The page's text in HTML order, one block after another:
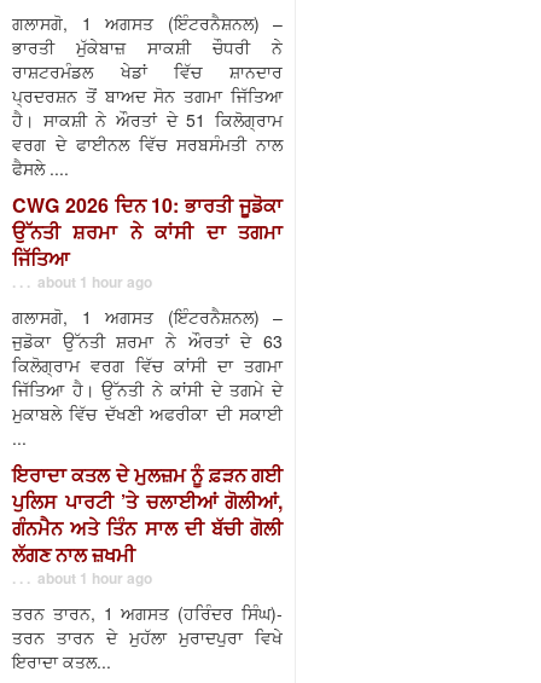
ਗਲਾਸਗੋ, 1 ਅਗਸਤ (ਇੰਟਰਨੈਸ਼ਨਲ) –
ਭਾਰਤੀ ਮੁੱਕੇਬਾਜ਼ ਸਾਕਸ਼ੀ ਚੌਧਰੀ ਨੇ
ਰਾਸ਼ਟਰਮੰਡਲ ਖੇਡਾਂ ਵਿੱਚ ਸ਼ਾਨਦਾਰ
ਪ੍ਰਦਰਸ਼ਨ ਤੋਂ ਬਾਅਦ ਸੋਨ ਤਗਮਾ ਜਿੱਤਿਆ
ਹੈ। ਸਾਕਸ਼ੀ ਨੇ ਔਰਤਾਂ ਦੇ 51 ਕਿਲੋਗ੍ਰਾਮ
ਵਰਗ ਦੇ ਫਾਈਨਲ ਵਿੱਚ ਸਰਬਸੰਮਤੀ ਨਾਲ
ਫੈਸਲੇ ....
CWG 2026 ਦਿਨ 10: ਭਾਰਤੀ ਜੂਡੋਕਾ
ਉੱਨਤੀ ਸ਼ਰਮਾ ਨੇ ਕਾਂਸੀ ਦਾ ਤਗਮਾ
ਜਿੱਤਿਆ
. . . about 1 hour ago
ਗਲਾਸਗੋ, 1 ਅਗਸਤ (ਇੰਟਰਨੈਸ਼ਨਲ) –
ਜੁਡੋਕਾ ਉੱਨਤੀ ਸ਼ਰਮਾ ਨੇ ਔਰਤਾਂ ਦੇ 63
ਕਿਲੋਗ੍ਰਾਮ ਵਰਗ ਵਿੱਚ ਕਾਂਸੀ ਦਾ ਤਗਮਾ
ਜਿੱਤਿਆ ਹੈ। ਉੱਨਤੀ ਨੇ ਕਾਂਸੀ ਦੇ ਤਗਮੇ ਦੇ
ਮੁਕਾਬਲੇ ਵਿੱਚ ਦੱਖਣੀ ਅਫਰੀਕਾ ਦੀ ਸਕਾਈ
...
ਇਰਾਦਾ ਕਤਲ ਦੇ ਮੁਲਜ਼ਮ ਨੂੰ ਫ਼ੜਨ ਗਈ
ਪੁਲਿਸ ਪਾਰਟੀ ’ਤੇ ਚਲਾਈਆਂ ਗੋਲੀਆਂ,
ਗੰਨਮੈਨ ਅਤੇ ਤਿੰਨ ਸਾਲ ਦੀ ਬੱਚੀ ਗੋਲੀ
ਲੱਗਣ ਨਾਲ ਜ਼ਖਮੀ
. . . about 1 hour ago
ਤਰਨ ਤਾਰਨ, 1 ਅਗਸਤ (ਹਰਿੰਦਰ ਸਿੰਘ)-
ਤਰਨ ਤਾਰਨ ਦੇ ਮੁਹੱਲਾ ਮੁਰਾਦਪੁਰਾ ਵਿਖੇ
ਇਰਾਦਾ ਕਤਲ...